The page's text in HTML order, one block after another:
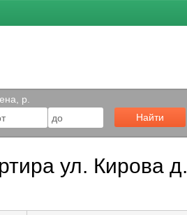
р.
Найти
ул. Кирова д.